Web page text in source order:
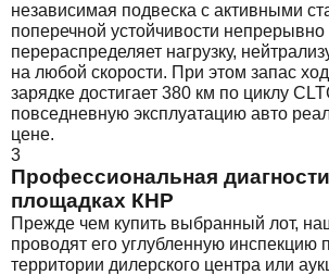
независимая подвеска с активными
поперечной устойчивости непрерывно
перераспределяет нагрузку,
на любой скорости. При этом запас
зарядке достигает 380 км по циклу
повседневную эксплуатацию авто
цене.
3
Профессиональная
площадках КНР
Прежде чем купить выбранный лот,
проводят его углубленную инспекцию
территории дилерского центра или